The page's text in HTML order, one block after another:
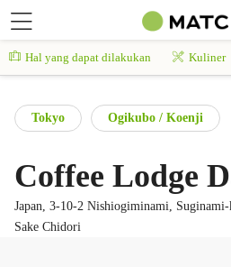
Hal yang dapat dilakukan Kuliner
Tokyo Ogikubo / Koenji
Coffee Lodge
Japan, 3-10-2 Nishiogiminami,
Sake Chidori